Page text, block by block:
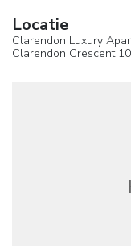
Locatie
Clarendon Luxury
Clarendon Crescent